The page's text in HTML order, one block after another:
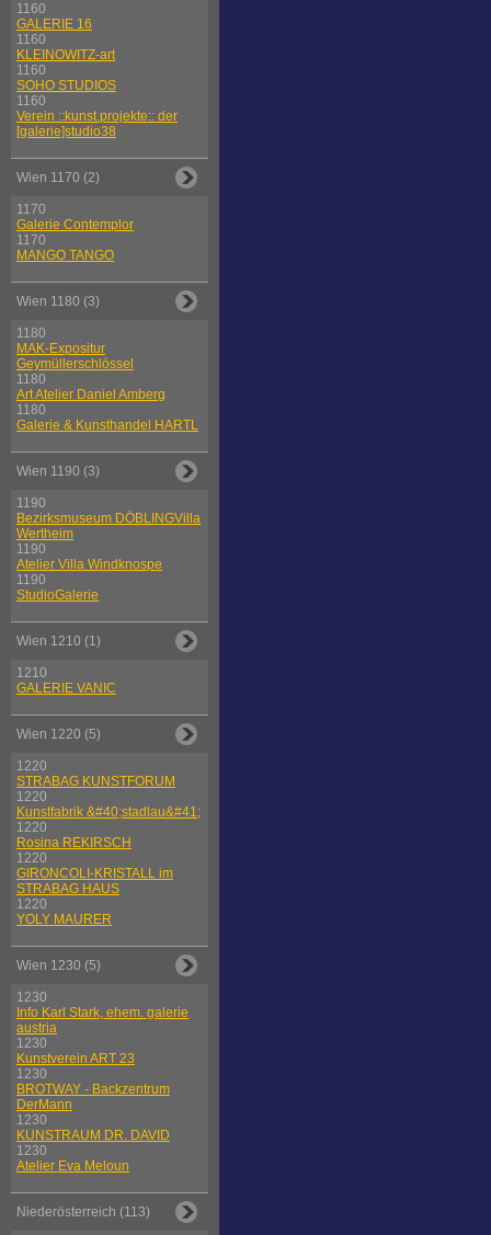
1160
GALERIE 16
1160
KLEINOWITZ-art
1160
SOHO STUDIOS
1160
Verein ::kunst.projekte:: der
[galerie]studio38
Wien 1170 (2)
1170
Galerie Contemplor
1170
MANGO TANGO
Wien 1180 (3)
1180
MAK-Expositur
Geymüllerschlössel
1180
Art Atelier Daniel Amberg
1180
Galerie & Kunsthandel HARTL
Wien 1190 (3)
1190
Bezirksmuseum DÖBLINGVilla
Wertheim
1190
Atelier Villa Windknospe
1190
StudioGalerie
Wien 1210 (1)
1210
GALERIE VANIC
Wien 1220 (5)
1220
STRABAG KUNSTFORUM
1220
Kunstfabrik &#40;stadlau&#41;
1220
Rosina REKIRSCH
1220
GIRONCOLI-KRISTALL im
STRABAG HAUS
1220
YOLY MAURER
Wien 1230 (5)
1230
Info Karl Stark, ehem. galerie
austria
1230
Kunstverein ART 23
1230
BROTWAY - Backzentrum
DerMann
1230
KUNSTRAUM DR. DAVID
1230
Atelier Eva Meloun
Niederösterreich (113)